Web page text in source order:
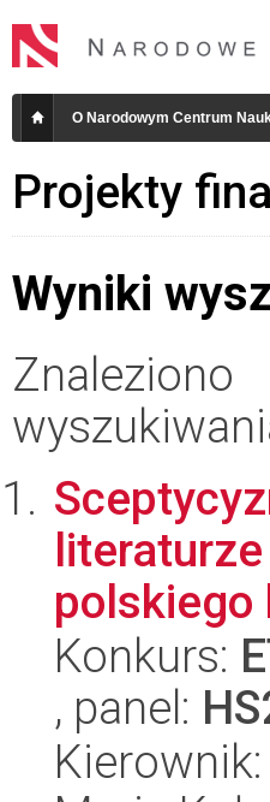
O Narodowym Centrum
Projekty
Wyniki
Znaleziono
literaturze
polskiego
Konkurs:
, panel: